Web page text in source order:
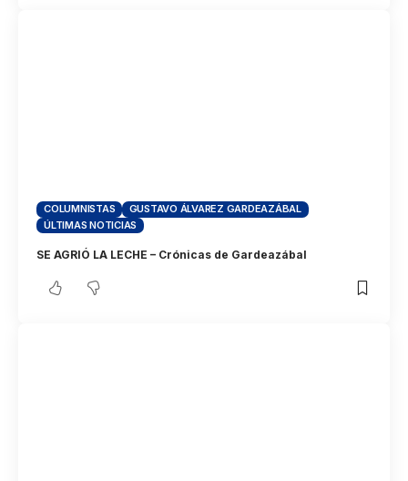
COLUMNISTAS
GUSTAVO ÁLVAREZ GARDEAZÁBAL
ÚLTIMAS NOTICIAS
SE AGRIÓ LA LECHE – Crónicas de Gardeazábal